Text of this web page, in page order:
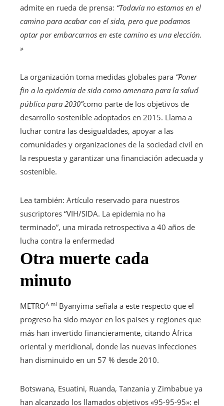
admite en rueda de prensa: “Todavía no estamos en el
camino para acabar con el sida, pero que podamos
optar por embarcarnos en este camino es una elección.
»
La organización toma medidas globales para “Poner
fin a la epidemia de sida como amenaza para la salud
pública para 2030”como parte de los objetivos de
desarrollo sostenible adoptados en 2015. Llama a
luchar contra las desigualdades, apoyar a las
comunidades y organizaciones de la sociedad civil en
la respuesta y garantizar una financiación adecuada y
sostenible.
Lea también: Artículo reservado para nuestros
suscriptores “VIH/SIDA. La epidemia no ha
terminado”, una mirada retrospectiva a 40 años de
lucha contra la enfermedad
Otra muerte cada
minuto
METROA mí Byanyima señala a este respecto que el
progreso ha sido mayor en los países y regiones que
más han invertido financieramente, citando África
oriental y meridional, donde las nuevas infecciones
han disminuido en un 57 % desde 2010.
Botswana, Esuatini, Ruanda, Tanzania y Zimbabue ya
han alcanzado los llamados objetivos «95-95-95»: el